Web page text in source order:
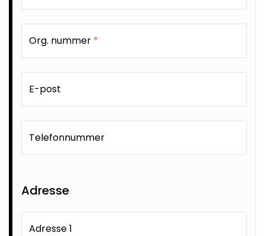
Org. nummer *
E-post
Telefonnummer
Adresse
Adresse 1